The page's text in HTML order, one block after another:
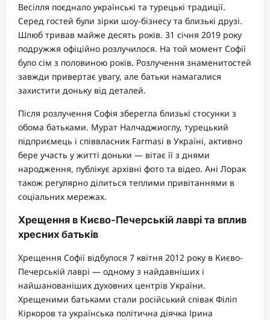
Весілля поєднало українські та турецькі традиції.
Серед гостей були зірки шоу-бізнесу та близькі друзі.
Шлюб тривав майже десять років. 31 січня 2019 року
подружжя офіційно розлучилося. На той момент Софії
було сім з половиною років. Розлучення знаменитостей
завжди привертає увагу, але батьки намагалися
захистити доньку від деталей.
Після розлучення Софія зберегла близькі стосунки з
обома батьками. Мурат Налчаджиоглу, турецький
підприємець і співвласник Farmasi в Україні, активно
бере участь у житті доньки — вітає її з днями
народження, публікує архівні фото та відео. Ані Лорак
також регулярно ділиться теплими привітаннями в
соціальних мережах.
Хрещення в Києво-Печерській лаврі та вплив
хресних батьків
Хрещення Софії відбулося 7 квітня 2012 року в Києво-
Печерській лаврі — одному з найдавніших і
найшанованіших духовних центрів України.
Хрещеними батьками стали російський співак Філіп
Кіркоров та українська політична діячка Ірина